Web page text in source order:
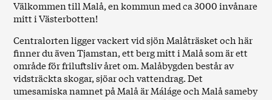
Välkommen till Malå, en kommun med ca 3000 invånare
mitt i Västerbotten!
Centralorten ligger vackert vid sjön Malåträsket och här
finner du även Tjamstan, ett berg mitt i Malå som är ett
område för friluftsliv året om. Malåbygden består av
vidsträckta skogar, sjöar och vattendrag. Det
umesamiska namnet på Malå är Máláge och Malå sameby